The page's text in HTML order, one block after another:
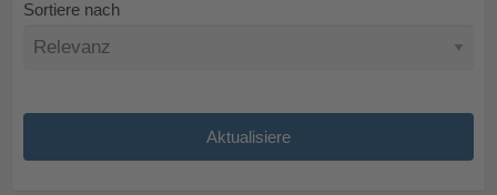
Sortiere nach